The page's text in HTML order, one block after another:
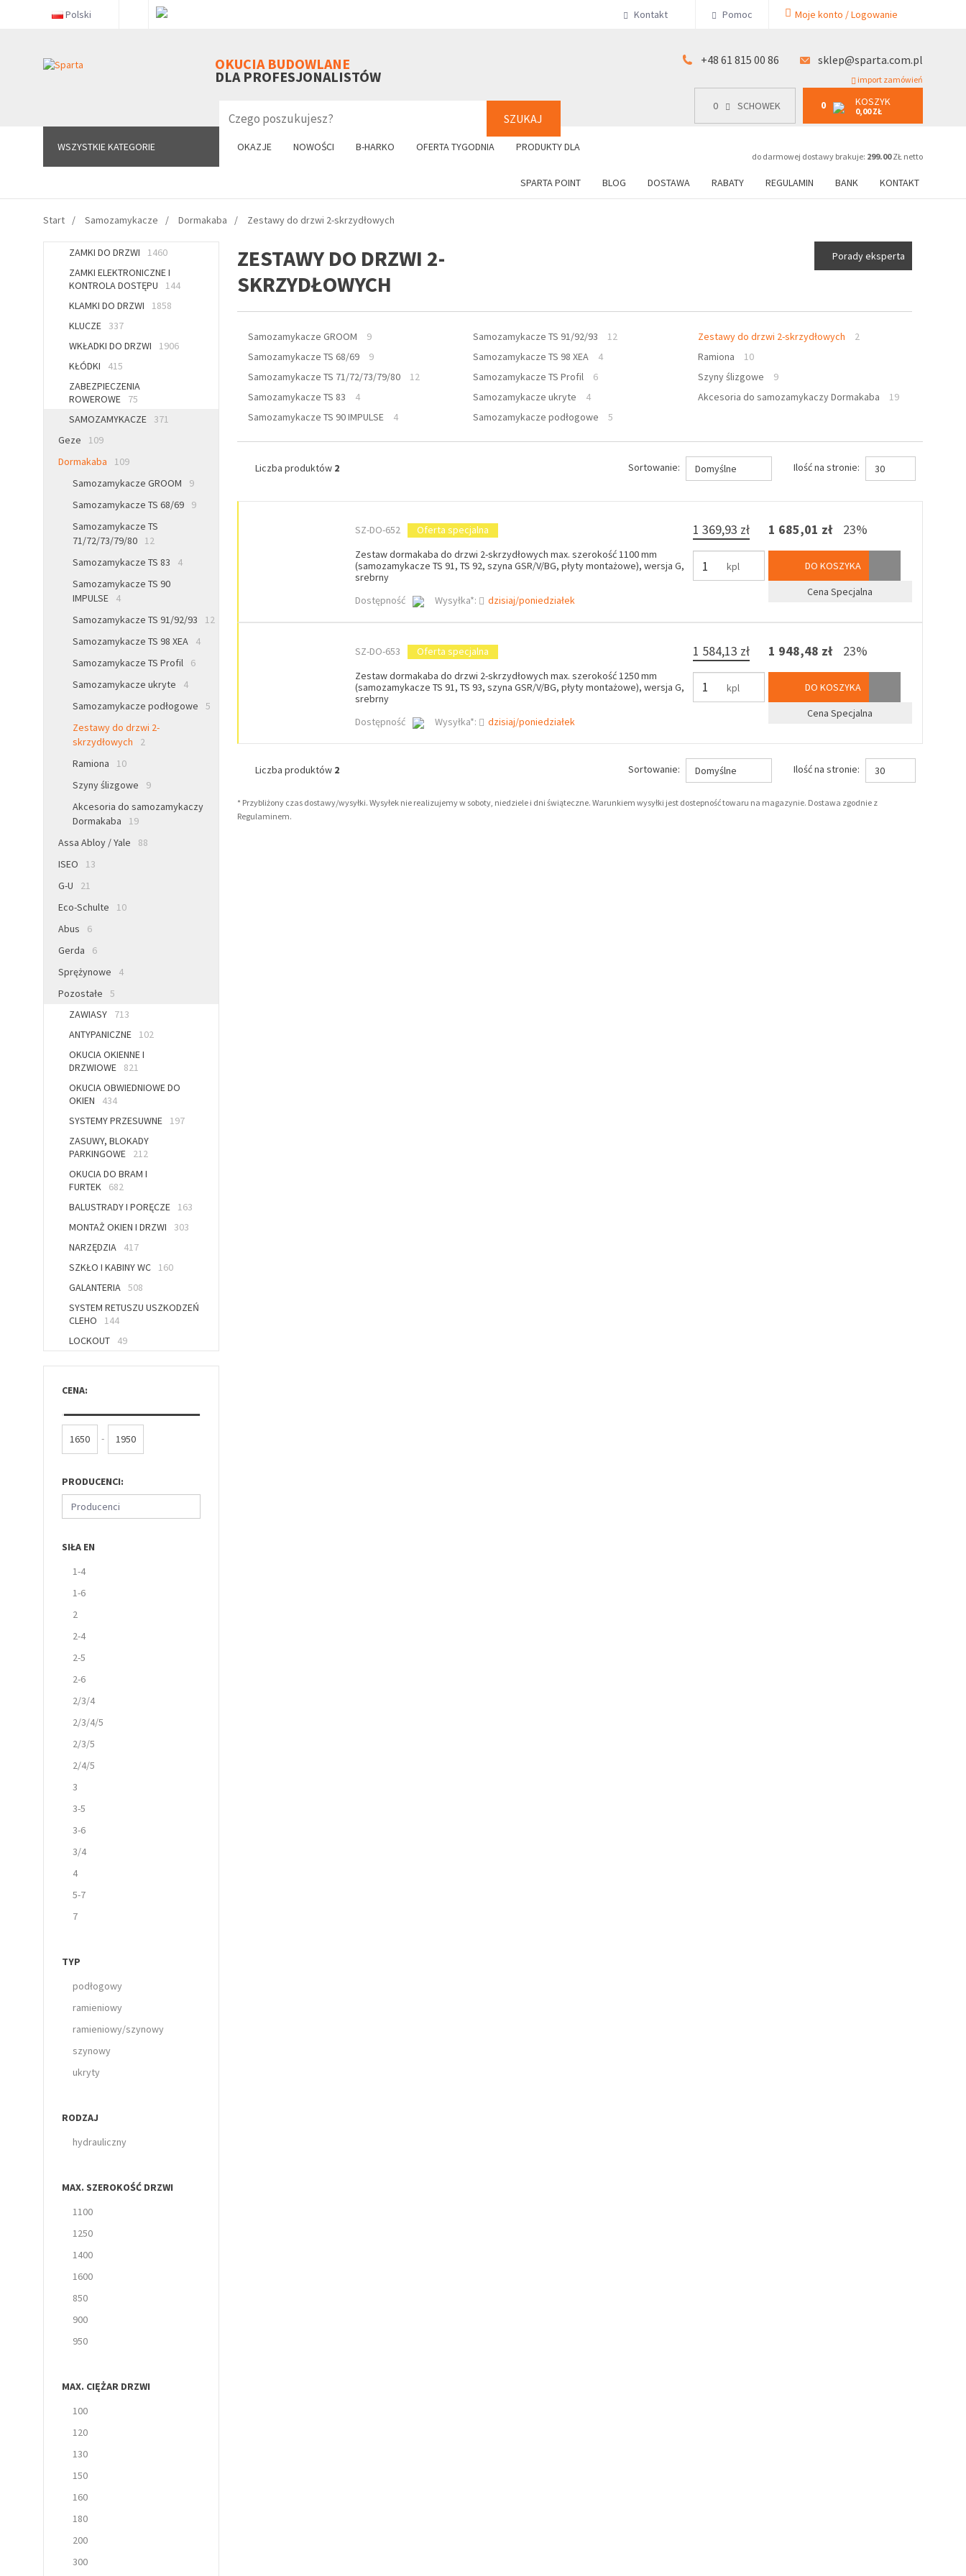
Polski Kontakt Pomoc Moje konto / Logowanie
OKUCIA BUDOWLANE
DLA PROFESJONALISTÓW
SZUKAJ
+48 61 815 00 86 sklep@sparta.com.pl
import zamówień
0 SCHOWEK 0 KOSZYK
0,00 ZŁ
do darmowej dostawy brakuje: 299.00ZŁ netto
WSZYSTKIE KATEGORIE OKAZJE NOWOŚCI B-HARKO OFERTA TYGODNIA PRODUKTY DLA
SPARTA POINT BLOG DOSTAWA RABATY REGULAMIN BANK KONTAKT
WSZYSTKIE KATEGORIE 0 SCHOWEK 0 KOSZYK
0,00 ZŁ
+48 61 815 00 86
Start Samozamykacze Dormakaba Zestawy do drzwi 2-skrzydłowych
ZAMKI DO DRZWI
1460
ZAMKI ELEKTRONICZNE I
KONTROLA DOSTĘPU
144
KLAMKI DO DRZWI
1858
KLUCZE
337
WKŁADKI DO DRZWI
1906
KŁÓDKI
415
ZABEZPIECZENIA
ROWEROWE
75
SAMOZAMYKACZE
371
Geze
109
Dormakaba
109
Samozamykacze GROOM
9
Samozamykacze TS 68/69
9
Samozamykacze TS
71/72/73/79/80
12
Samozamykacze TS 83
4
Samozamykacze TS 90
IMPULSE
4
Samozamykacze TS 91/92/93
12
Samozamykacze TS 98 XEA
4
Samozamykacze TS Profil
6
Samozamykacze ukryte
4
Samozamykacze podłogowe
5
Zestawy do drzwi 2-
skrzydłowych
2
Ramiona
10
Szyny ślizgowe
9
Akcesoria do samozamykaczy
Dormakaba
19
Assa Abloy / Yale
88
ISEO
13
G-U
21
Eco-Schulte
10
Abus
6
Gerda
6
Sprężynowe
4
Pozostałe
5
ZAWIASY
713
ANTYPANICZNE
102
OKUCIA OKIENNE I
DRZWIOWE
821
OKUCIA OBWIEDNIOWE DO
OKIEN
434
SYSTEMY PRZESUWNE
197
ZASUWY, BLOKADY
PARKINGOWE
212
OKUCIA DO BRAM I
FURTEK
682
BALUSTRADY I PORĘCZE
163
MONTAŻ OKIEN I DRZWI
303
NARZĘDZIA
417
SZKŁO I KABINY WC
160
GALANTERIA 508
SYSTEM RETUSZU USZKODZEŃ
CLEHO
144
LOCKOUT
49
CENA:
-
PRODUCENCI:
Producenci
SIŁA EN
1-4
1-6
2
2-4
2-5
2-6
2/3/4
2/3/4/5
2/3/5
2/4/5
3
3-5
3-6
3/4
4
5-7
7
TYP
podłogowy
ramieniowy
ramieniowy/szynowy
szynowy
ukryty
RODZAJ
hydrauliczny
MAX. SZEROKOŚĆ DRZWI
1100
1250
1400
1600
850
900
950
MAX. CIĘŻAR DRZWI
100
120
130
150
160
180
200
300
ZESTAWY DO DRZWI 2-
SKRZYDŁOWYCH
Porady eksperta
Samozamykacze GROOM
9
Samozamykacze TS 68/69
9
Samozamykacze TS 71/72/73/79/80
12
Samozamykacze TS 83
4
Samozamykacze TS 90 IMPULSE
4
Samozamykacze TS 91/92/93
12
Samozamykacze TS 98 XEA
4
Samozamykacze TS Profil
6
Samozamykacze ukryte
4
Samozamykacze podłogowe
5
Zestawy do drzwi 2-skrzydłowych
2
Ramiona
10
Szyny ślizgowe
9
Akcesoria do samozamykaczy Dormakaba
19
Liczba produktów 2 Sortowanie: Domyślne Ilość na stronie: 30
SZ-DO-652
Oferta specjalna
Zestaw dormakaba do drzwi 2-skrzydłowych max. szerokość 1100 mm
(samozamykacze TS 91, TS 92, szyna GSR/V/BG, płyty montażowe), wersja G,
srebrny
Dostępność
Wysyłka*: dzisiaj/poniedziałek
1 369,93 zł
kpl
1 685,01 zł 23%
DO KOSZYKA
Cena Specjalna
SZ-DO-653
Oferta specjalna
Zestaw dormakaba do drzwi 2-skrzydłowych max. szerokość 1250 mm
(samozamykacze TS 91, TS 93, szyna GSR/V/BG, płyty montażowe), wersja G,
srebrny
Dostępność
Wysyłka*: dzisiaj/poniedziałek
1 584,13 zł
kpl
1 948,48 zł 23%
DO KOSZYKA
Cena Specjalna
Liczba produktów 2 Sortowanie: Domyślne Ilość na stronie: 30
* Przybliżony czas dostawy/wysyłki. Wysyłek nie realizujemy w soboty, niedziele i dni świąteczne. Warunkiem wysyłki jest dostepność towaru na magazynie. Dostawa zgodnie z
Regulaminem.